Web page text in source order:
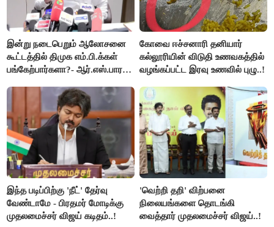
இன்று நடைபெறும் ஆலோசனை
கூட்டத்தில் திமுக எம்.பி.க்கள்
பங்கேற்பார்களா?- ஆர்.எஸ்.பாரதி
கோவை ஈச்சனாரி தனியார்
கல்லூரியின் விடுதி உணவகத்தில்
வழங்கப்பட்ட இரவு உணவில் புழு..!
இந்த படிப்பிற்கு 'நீட்' தேர்வு
வேண்டாமே - பிரதமர் மோடிக்கு
முதலமைச்சர் விஜய் கடிதம்..!
'வெற்றி தறி' விற்பனை
நிலையங்களை தொடங்கி
வைத்தார் முதலமைச்சர் விஜய்..!